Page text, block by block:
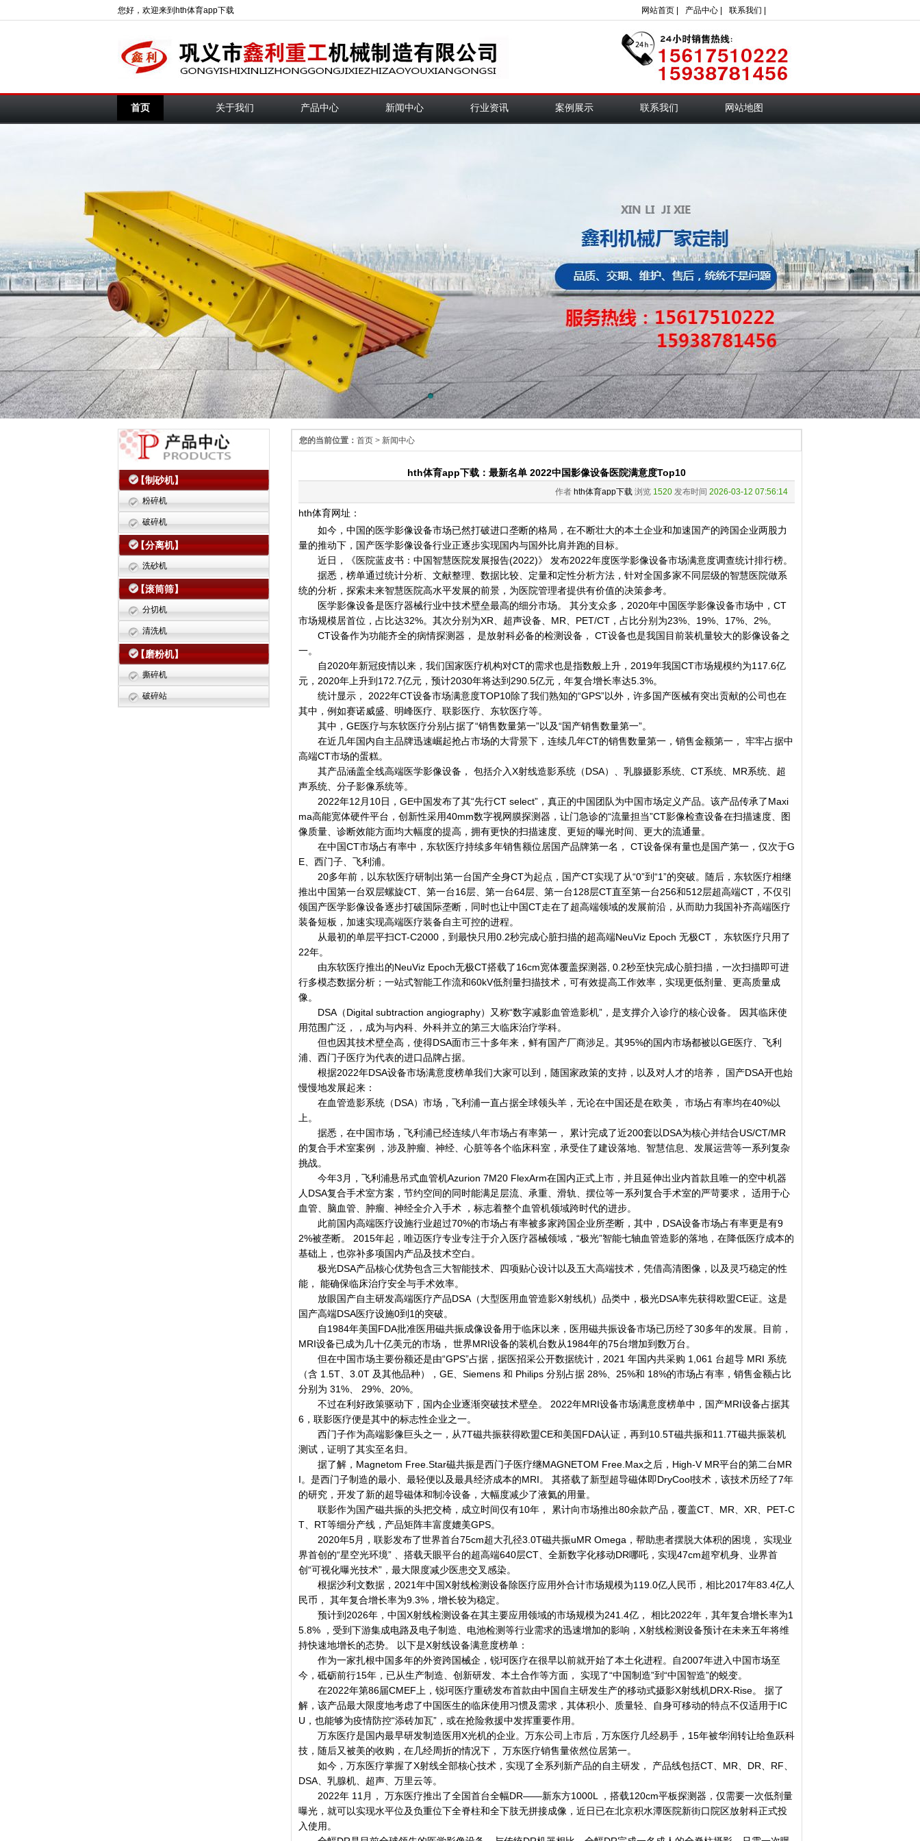
您好，欢迎来到hth体育app下载 网站首页 | 产品中心 | 联系我们 |
首页 关于我们 产品中心 新闻中心 行业资讯 案例展示 联系我们 网站地图
【制砂机】
粉碎机
破碎机
【分离机】
洗砂机
【滚筒筛】
分切机
清洗机
【磨粉机】
撕碎机
破碎站
您的当前位置： 首页 > 新闻中心
hth体育app下载：最新名单 2022中国影像设备医院满意度Top10
作者 hth体育app下载 浏览 1520 发布时间 2026-03-12 07:56:14
hth体育网址：
如今，中国的医学影像设备市场已然打破进口垄断的格局，在不断壮大的本土企业和加速国产的跨国企业两股力
量的推动下，国产医学影像设备行业正逐步实现国内与国外比肩并跑的目标。
近日，《医院蓝皮书：中国智慧医院发展报告(2022)》 发布2022年度医学影像设备市场满意度调查统计排行榜。
据悉，榜单通过统计分析、文献整理、数据比较、定量和定性分析方法，针对全国多家不同层级的智慧医院做系
统的分析，探索未来智慧医院高水平发展的前景，为医院管理者提供有价值的决策参考。
医学影像设备是医疗器械行业中技术壁垒最高的细分市场。 其分支众多，2020年中国医学影像设备市场中，CT
市场规模居首位，占比达32%。其次分别为XR、超声设备、MR、PET/CT，占比分别为23%、19%、17%、2%。
CT设备作为功能齐全的病情探测器， 是放射科必备的检测设备， CT设备也是我国目前装机量较大的影像设备之
一。
自2020年新冠疫情以来，我们国家医疗机构对CT的需求也是指数般上升，2019年我国CT市场规模约为117.6亿
元，2020年上升到172.7亿元，预计2030年将达到290.5亿元，年复合增长率达5.3%。
统计显示， 2022年CT设备市场满意度TOP10除了我们熟知的“GPS”以外，许多国产医械有突出贡献的公司也在
其中，例如赛诺威盛、明峰医疗、联影医疗、东软医疗等。
其中，GE医疗与东软医疗分别占据了“销售数量第一”以及“国产销售数量第一”。
在近几年国内自主品牌迅速崛起抢占市场的大背景下，连续几年CT的销售数量第一，销售金额第一， 牢牢占据中
高端CT市场的蛋糕。
其产品涵盖全线高端医学影像设备， 包括介入X射线造影系统（DSA）、乳腺摄影系统、CT系统、MR系统、超
声系统、分子影像系统等。
2022年12月10日，GE中国发布了其“先行CT select”，真正的中国团队为中国市场定义产品。该产品传承了Maxi
ma高能宽体硬件平台，创新性采用40mm数字视网膜探测器，让门急诊的“流量担当”CT影像检查设备在扫描速度、图
像质量、诊断效能方面均大幅度的提高，拥有更快的扫描速度、更短的曝光时间、更大的流通量。
在中国CT市场占有率中，东软医疗持续多年销售额位居国产品牌第一名， CT设备保有量也是国产第一，仅次于G
E、西门子、飞利浦。
20多年前，以东软医疗研制出第一台国产全身CT为起点，国产CT实现了从“0”到“1”的突破。随后，东软医疗相继
推出中国第一台双层螺旋CT、第一台16层、第一台64层、第一台128层CT直至第一台256和512层超高端CT，不仅引
领国产医学影像设备逐步打破国际垄断，同时也让中国CT走在了超高端领域的发展前沿，从而助力我国补齐高端医疗
装备短板，加速实现高端医疗装备自主可控的进程。
从最初的单层平扫CT-C2000，到最快只用0.2秒完成心脏扫描的超高端NeuViz Epoch 无极CT， 东软医疗只用了
22年。
由东软医疗推出的NeuViz Epoch无极CT搭载了16cm宽体覆盖探测器, 0.2秒至快完成心脏扫描，一次扫描即可进
行多模态数据分析；一站式智能工作流和60kV低剂量扫描技术，可有效提高工作效率，实现更低剂量、更高质量成
像。
DSA（Digital subtraction angiography）又称“数字减影血管造影机”，是支撑介入诊疗的核心设备。 因其临床使
用范围广泛，，成为与内科、外科并立的第三大临床治疗学科。
但也因其技术壁垒高，使得DSA面市三十多年来，鲜有国产厂商涉足。其95%的国内市场都被以GE医疗、飞利
浦、西门子医疗为代表的进口品牌占据。
根据2022年DSA设备市场满意度榜单我们大家可以到，随国家政策的支持，以及对人才的培养， 国产DSA开也始
慢慢地发展起来：
在血管造影系统（DSA）市场，飞利浦一直占据全球领头羊，无论在中国还是在欧美， 市场占有率均在40%以
上。
据悉，在中国市场，飞利浦已经连续八年市场占有率第一， 累计完成了近200套以DSA为核心并结合US/CT/MR
的复合手术室案例 ，涉及肿瘤、神经、心脏等各个临床科室，承受住了建设落地、智慧信息、发展运营等一系列复杂
挑战。
今年3月，飞利浦悬吊式血管机Azurion 7M20 FlexArm在国内正式上市，并且延伸出业内首款且唯一的空中机器
人DSA复合手术室方案，节约空间的同时能满足层流、承重、滑轨、摆位等一系列复合手术室的严苛要求， 适用于心
血管、脑血管、肿瘤、神经全介入手术 ，标志着整个血管机领域跨时代的进步。
此前国内高端医疗设施行业超过70%的市场占有率被多家跨国企业所垄断，其中，DSA设备市场占有率更是有9
2%被垄断。 2015年起，唯迈医疗专业专注于介入医疗器械领域，“极光”智能七轴血管造影的落地，在降低医疗成本的
基础上，也弥补多项国内产品及技术空白。
极光DSA产品核心优势包含三大智能技术、四项贴心设计以及五大高端技术，凭借高清图像，以及灵巧稳定的性
能， 能确保临床治疗安全与手术效率。
放眼国产自主研发高端医疗产品DSA（大型医用血管造影X射线机）品类中，极光DSA率先获得欧盟CE证。这是
国产高端DSA医疗设施0到1的突破。
自1984年美国FDA批准医用磁共振成像设备用于临床以来，医用磁共振设备市场已历经了30多年的发展。目前，
MRI设备已成为几十亿美元的市场， 世界MRI设备的装机台数从1984年的75台增加到数万台。
但在中国市场主要份额还是由“GPS”占据，据医招采公开数据统计，2021 年国内共采购 1,061 台超导 MRI 系统
（含 1.5T、3.0T 及其他品种），GE、Siemens 和 Philips 分别占据 28%、25%和 18%的市场占有率，销售金额占比
分别为 31%、 29%、20%。
不过在利好政策驱动下，国内企业逐渐突破技术壁垒。 2022年MRI设备市场满意度榜单中，国产MRI设备占据其
6，联影医疗便是其中的标志性企业之一。
西门子作为高端影像巨头之一，从7T磁共振获得欧盟CE和美国FDA认证，再到10.5T磁共振和11.7T磁共振装机
测试，证明了其实至名归。
据了解，Magnetom Free.Star磁共振是西门子医疗继MAGNETOM Free.Max之后，High-V MR平台的第二台MR
I。是西门子制造的最小、最轻便以及最具经济成本的MRI。 其搭载了新型超导磁体即DryCool技术，该技术历经了7年
的研究，开发了新的超导磁体和制冷设备，大幅度减少了液氦的用量。
联影作为国产磁共振的头把交椅，成立时间仅有10年， 累计向市场推出80余款产品，覆盖CT、MR、XR、PET-C
T、RT等细分产线，产品矩阵丰富度媲美GPS。
2020年5月，联影发布了世界首台75cm超大孔径3.0T磁共振uMR Omega，帮助患者摆脱大体积的困境， 实现业
界首创的“星空光环境” 、搭载天眼平台的超高端640层CT、全新数字化移动DR哪吒，实现47cm超窄机身、业界首
创“可视化曝光技术”，最大限度减少医患交叉感染。
根据沙利文数据，2021年中国X射线检测设备除医疗应用外合计市场规模为119.0亿人民币，相比2017年83.4亿人
民币， 其年复合增长率为9.3%，增长较为稳定。
预计到2026年，中国X射线检测设备在其主要应用领域的市场规模为241.4亿， 相比2022年，其年复合增长率为1
5.8% ，受到下游集成电路及电子制造、电池检测等行业需求的迅速增加的影响，X射线检测设备预计在未来五年将维
持快速地增长的态势。 以下是X射线设备满意度榜单：
作为一家扎根中国多年的外资跨国械企，锐珂医疗在很早以前就开始了本土化进程。自2007年进入中国市场至
今，砥砺前行15年，已从生产制造、创新研发、本土合作等方面， 实现了“中国制造”到“中国智造”的蜕变。
在2022年第86届CMEF上，锐珂医疗重磅发布首款由中国自主研发生产的移动式摄影X射线机DRX-Rise。 据了
解，该产品最大限度地考虑了中国医生的临床使用习惯及需求，其体积小、质量轻、自身可移动的特点不仅适用于IC
U，也能够为疫情防控“添砖加瓦”，或在抢险救援中发挥重要作用。
万东医疗是国内最早研发制造医用X光机的企业。万东公司上市后，万东医疗几经易手，15年被华润转让给鱼跃科
技，随后又被美的收购，在几经周折的情况下， 万东医疗销售量依然位居第一。
如今，万东医疗掌握了X射线全部核心技术，实现了全系列新产品的自主研发， 产品线包括CT、MR、DR、RF、
DSA、乳腺机、超声、万里云等。
2022年 11月， 万东医疗推出了全国首台全幅DR——新东方1000L ，搭载120cm平板探测器，仅需要一次低剂量
曝光，就可以实现水平位及负重位下全脊柱和全下肢无拼接成像，近日已在北京积水潭医院新街口院区放射科正式投
入使用。